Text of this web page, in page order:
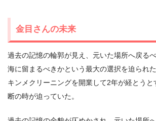
金目さんの未来
過去の記憶の輪郭が見え、元いた場所へ戻る
海に留まるべきかという最大の選択を迫られ
キンメクリーニングを開業して2年が経とう
断の時が迫っていた。